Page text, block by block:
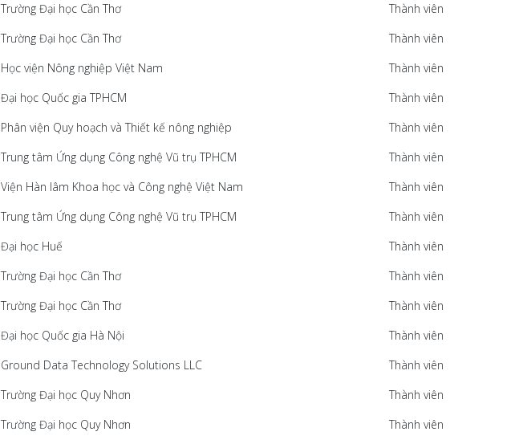
Trường Đại học Cần Thơ
Thành viên
Trường Đại học Cần Thơ
Thành viên
Học viện Nông nghiệp Việt Nam
Thành viên
Đại học Quốc gia TPHCM
Thành viên
Phân viện Quy hoạch và Thiết kế nông nghiệp
Thành viên
Trung tâm Ứng dụng Công nghệ Vũ trụ TPHCM
Thành viên
Viện Hàn lâm Khoa học và Công nghệ Việt Nam
Thành viên
Trung tâm Ứng dụng Công nghệ Vũ trụ TPHCM
Thành viên
Đại học Huế
Thành viên
Trường Đại học Cần Thơ
Thành viên
Trường Đại học Cần Thơ
Thành viên
Đại học Quốc gia Hà Nội
Thành viên
Ground Data Technology Solutions LLC
Thành viên
Trường Đại học Quy Nhơn
Thành viên
Trường Đại học Quy Nhơn
Thành viên